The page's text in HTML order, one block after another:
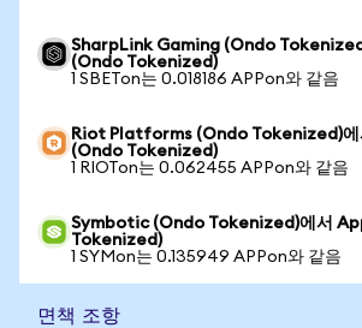
SharpLink Gaming (Ondo
(Ondo Tokenized)
1 SBETon는 0.018186 APPon와 같음
Riot Platforms (Ondo Tokenized)
(Ondo Tokenized)
1 RIOTon는 0.062455 APPon와 같음
Symbotic (Ondo Tokenized)에서
Tokenized)
1 SYMon는 0.135949 APPon와 같음
면책 조항